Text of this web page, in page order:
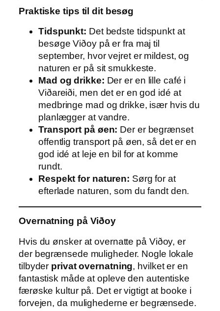
Praktiske tips til dit besøg
Tidspunkt: Det bedste tidspunkt at
besøge Viðoy på er fra maj til
september, hvor vejret er mildest, og
naturen er på sit smukkeste.
Mad og drikke: Der er en lille café i
Viðareiði, men det er en god idé at
medbringe mad og drikke, især hvis du
planlægger at vandre.
Transport på øen: Der er begrænset
offentlig transport på øen, så det er en
god idé at leje en bil for at komme
rundt.
Respekt for naturen: Sørg for at
efterlade naturen, som du fandt den.
Overnatning på Viðoy
Hvis du ønsker at overnatte på Viðoy, er
der begrænsede muligheder. Nogle lokale
tilbyder privat overnatning, hvilket er en
fantastisk måde at opleve den autentiske
færøske kultur på. Det er vigtigt at booke i
forvejen, da mulighederne er begrænsede.